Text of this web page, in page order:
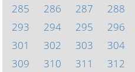
285
286 287 288
293
294 295 296
301
302 303 304
309
310 311 312